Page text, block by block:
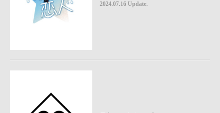
2024.07.16 Update.